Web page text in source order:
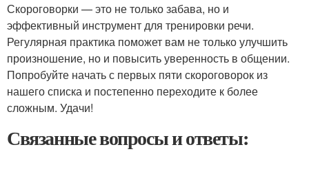
Скороговорки — это не только забава, но и
эффективный инструмент для тренировки речи.
Регулярная практика поможет вам не только улучшить
произношение, но и повысить уверенность в общении.
Попробуйте начать с первых пяти скороговорок из
нашего списка и постепенно переходите к более
сложным. Удачи!
Связанные вопросы и ответы: